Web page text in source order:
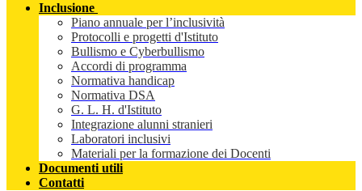
Inclusione
Piano annuale per l’inclusività
Protocolli e progetti d'Istituto
Bullismo e Cyberbullismo
Accordi di programma
Normativa handicap
Normativa DSA
G. L. H. d'Istituto
Integrazione alunni stranieri
Laboratori inclusivi
Materiali per la formazione dei Docenti
Documenti utili
Contatti